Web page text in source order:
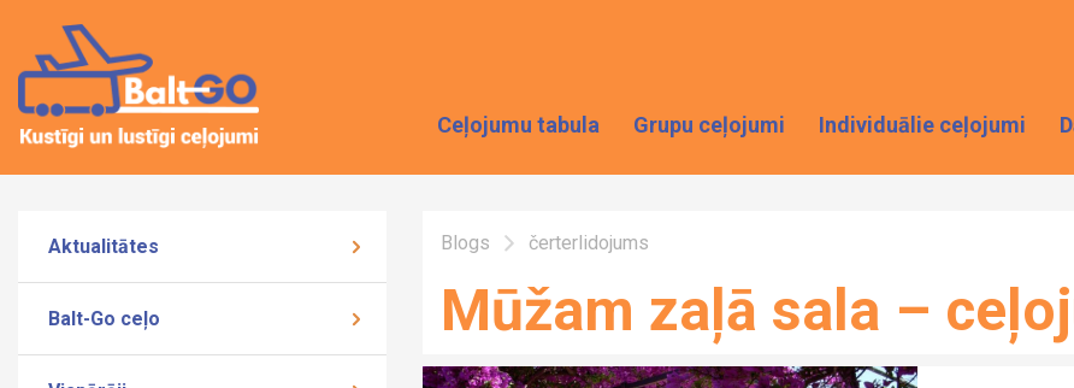
Ceļojumu tabula Grupu ceļojumi Individuālie ceļojumi
Aktualitātes
Balt-Go ceļo
Blogs čerterlidojums
Mūžam zaļā sala –